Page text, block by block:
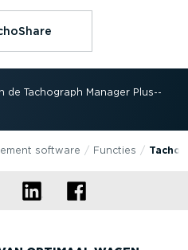
de Tachograph Manager Plus-­
software Functies